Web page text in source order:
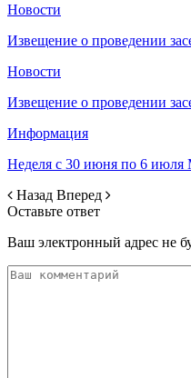
Новости
Извещение о проведении
Новости
Извещение о проведении
Информация
Неделя с 30 июня по 6 июля
Назад Вперед
Оставьте ответ
Ваш электронный адрес не